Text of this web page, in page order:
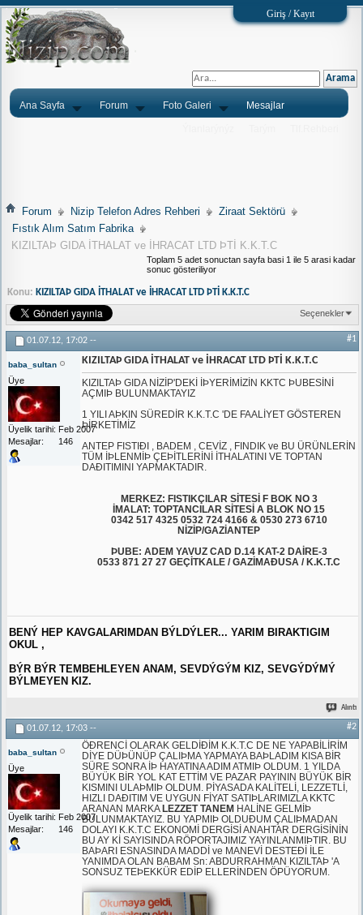
Giriş / Kayıt
Ana Sayfa Forum Foto Galeri Mesajlar
Forum Nizip Telefon Adres Rehberi
Ziraat Sektörü
Fıstık Alım Satım Fabrika
KIZILTAÞ GIDA İTHALAT ve İHRACAT LTD ÞTİ K.K.T.C
Toplam 5 adet sonuctan sayfa basi 1 ile 5 arasi kadar
sonuc gösteriliyor
Konu: KIZILTAÞ GIDA İTHALAT ve İHRACAT LTD ÞTİ K.K.T.C
Seçenekler
01.07.12, 17:02 -- #1
baba_sultan
Üye
Üyelik tarihi Feb 2007
Mesajlar
146
KIZILTAÞ GIDA İTHALAT ve İHRACAT LTD ÞTİ K.K.T.C
KIZILTAÞ GIDA NİZİP'DEKİ İÞYERİMİZİN KKTC ÞUBESİNİ
AÇMIÞ BULUNMAKTAYIZ
1 YILI AÞKIN SÜREDİR K.K.T.C 'DE FAALİYET GÖSTEREN
ÞİRKETİMİZ
ANTEP FISTIÐI , BADEM , CEVİZ , FINDIK ve BU ÜRÜNLERİN
TÜM İÞLENMİÞ ÇEÞİTLERİNİ İTHALATINI VE TOPTAN
DAÐITIMINI YAPMAKTADIR.
MERKEZ: FISTIKÇILAR SİTESİ F BOK NO 3
İMALAT: TOPTANCILAR SİTESİ A BLOK NO 15
0342 517 4325 0532 724 4166 & 0530 273 6710
NİZİP/GAZİANTEP
ÞUBE: ADEM YAVUZ CAD D.14 KAT-2 DAİRE-3
0533 871 27 27 GEÇİTKALE / GAZİMAÐUSA / K.K.T.C
BENÝ HEP KAVGALARIMDAN BÝLDÝLER... YARIM BIRAKTIGIM
OKUL ,
BÝR BÝR TEMBEHLEYEN ANAM, SEVDÝGÝM KIZ, SEVGÝDÝMÝ
BÝLMEYEN KIZ.
Alıntı
01.07.12, 17:03 -- #2
baba_sultan
Üye
Üyelik tarihi Feb 2007
Mesajlar
146
ÖÐRENCİ OLARAK GELDİÐİM K.K.T.C DE NE YAPABİLİRİM
DİYE DÜÞÜNÜP ÇALIÞMA YAPMAYA BAÞLADIM KISA BİR
SÜRE SONRA İÞ HAYATINA ADIM ATMIÞ OLDUM. 1 YILDA
BÜYÜK BİR YOL KAT ETTİM VE PAZAR PAYININ BÜYÜK BİR
KISMINI ULAÞMIÞ OLDUM. PİYASADA KALİTELİ, LEZZETLİ,
HIZLI DAÐITIM VE UYGUN FİYAT SATIÞLARIMIZLA KKTC
ARANAN MARKA LEZZET TANEM HALİNE GELMİÞ
BULUNMAKTAYIZ. BU YAPMIÞ OLDUÐUM ÇALIÞMADAN
DOLAYI K.K.T.C EKONOMİ DERGİSİ ANAHTAR DERGİSİNİN
BU AY Kİ SAYISINDA RÖPORTAJIMIZ YAYINLANMIÞTIR. BU
BAÞARI ESNASINDA MADDİ ve MANEVİ DESTEÐİ İLE
YANIMDA OLAN BABAM Sn: ABDURRAHMAN KIZILTAÞ 'A
SONSUZ TEÞEKKÜR EDİP ELLERİNDEN ÖPÜYORUM.